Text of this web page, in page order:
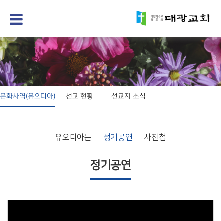
문화사역(유오디아) 선교 현황 선교지 소식
유오디아는 정기공연 사진첩
정기공연